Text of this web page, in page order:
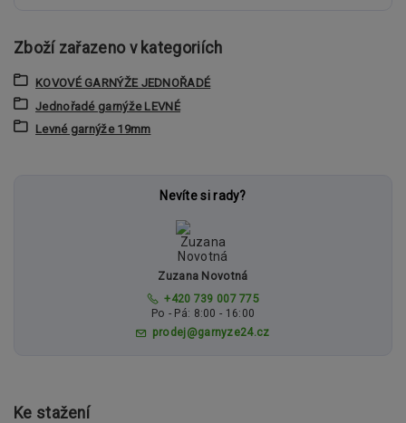
Zboží zařazeno v kategoriích
KOVOVÉ GARNÝŽE JEDNOŘADÉ
Jednořadé garnýže LEVNÉ
Levné garnýže 19mm
Nevíte si rady?
Zuzana Novotná
+420 739 007 775
Po - Pá: 8:00 - 16:00
prodej@garnyze24.cz
Ke stažení